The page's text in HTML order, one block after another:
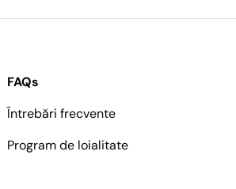
FAQs
Întrebări frecvente
Program de loialitate